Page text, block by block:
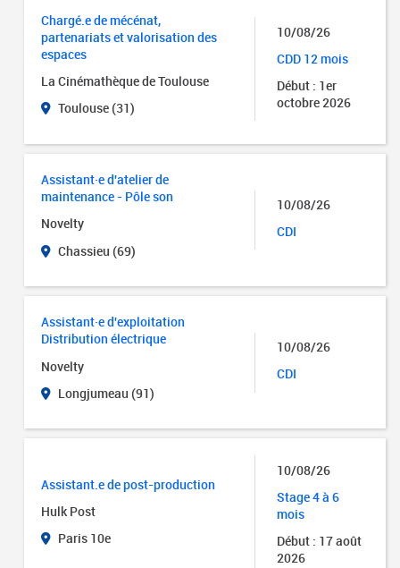
Chargé.e de mécénat,
partenariats et valorisation des
espaces
La Cinémathèque de Toulouse
Toulouse (31)
10/08/26
CDD 12 mois
Début : 1er
octobre 2026
Assistant·e d'atelier de
maintenance - Pôle son
Novelty
Chassieu (69)
10/08/26
CDI
Assistant·e d'exploitation
Distribution électrique
Novelty
Longjumeau (91)
10/08/26
CDI
Assistant.e de post-production
Hulk Post
Paris 10e
10/08/26
Stage 4 à 6
mois
Début : 17 août
2026